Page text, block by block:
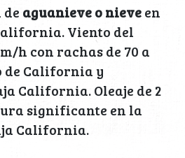
aguanieve o nieveen
Viento del
h con rachas de 70 a
de California y
California. Oleaje de 2
significante en la
California.